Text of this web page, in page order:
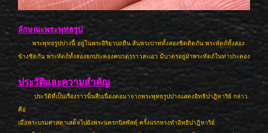
ลักษณะพระพุทธรูป
พระพุทธรูปปางนี้ อยู่ในพระอิริยาบถยืน ส้นพระบาททั้งสองชิดติดกัน พระหัตถ์ทั้งสอง
ข้างชิดกัน พระหัตถ์ทั้งสองยกประคองคบาตรราวสะเอว มีบาตรอยู่ฝ่าพระหัตถ์ในท่าประคอง
ประวัติและความสำคัญ
ประวัติที่เป็นเรื่องราวนั้นสืบเนื่องต่อมาจากพระพุทธรูปปางแสดงอิทธิปาฎิหาริย์ กล่าว
คือ
เมื่อพระบรมศาสดาเสด็จไปยังพระนครกบิลพัสดุ์ ครั้งแรกทรงทำอิทธิปาฎิหาริย์